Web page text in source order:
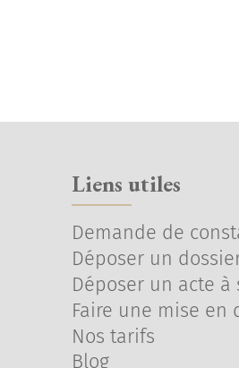
Liens utiles
Demande de
Déposer un
Déposer un acte à
Faire une mise en
Nos tarifs
Blog